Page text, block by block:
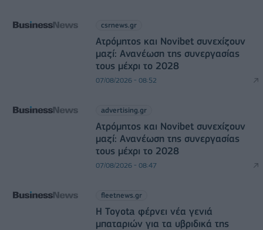
csrnews.gr
Ατρόμητος και Novibet συνεχίζουν
μαζί: Ανανέωση της συνεργασίας
τους μέχρι το 2028
07/08/2026 - 08:52
advertising.gr
Ατρόμητος και Novibet συνεχίζουν
μαζί: Ανανέωση της συνεργασίας
τους μέχρι το 2028
07/08/2026 - 08:47
fleetnews.gr
Η Toyota φέρνει νέα γενιά
μπαταριών για τα υβριδικά της